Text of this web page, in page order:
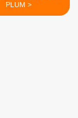
PLUM >